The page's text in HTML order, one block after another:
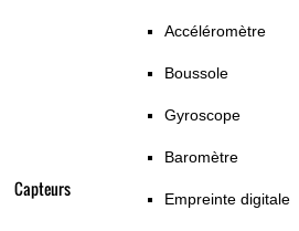
Capteurs
Accéléromètre
Boussole
Gyroscope
Baromètre
Empreinte digitale